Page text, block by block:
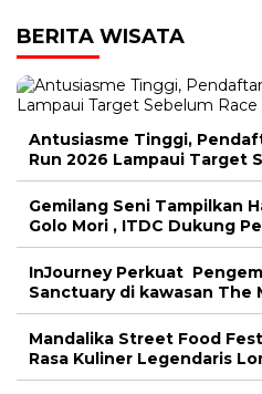
BERITA WISATA
Antusiasme Tinggi,
Run 2026 Lampaui Target
Gemilang Seni Tampilkan
Golo Mori , ITDC Dukung
InJourney Perkuat
Sanctuary di kawasan The
Mandalika Street Food
Rasa Kuliner Legendaris